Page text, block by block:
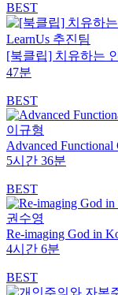
BEST
LearnUs 추진팀
[북클립] 치유하는
47분
BEST
이규형
Advanced Functional
5시간 36분
BEST
권수영
Re-imaging God in
4시간 6분
BEST